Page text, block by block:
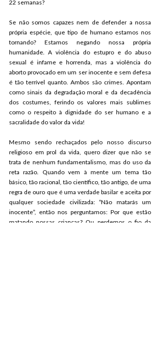
22 semanas?
Se não somos capazes nem de defender a nossa
própria espécie, que tipo de humano estamos nos
tornando? Estamos negando nossa própria
humanidade. A violência do estupro e do abuso
sexual é infame e horrenda, mas a violência do
aborto provocado em um ser inocente e sem defesa
é tão terrível quanto. Ambos são crimes. Apontam
como sinais da degradação moral e da decadência
dos costumes, ferindo os valores mais sublimes
como o respeito à dignidade do ser humano e a
sacralidade do valor da vida!
Mesmo sendo rechaçados pelo nosso discurso
religioso em prol da vida, quero dizer que não se
trata de nenhum fundamentalismo, mas do uso da
reta razão. Quando vem à mente um tema tão
básico, tão racional, tão científico, tão antigo, de uma
regra de ouro que é uma verdade basilar e aceita por
qualquer sociedade civilizada: “Não matarás um
inocente”, então nos perguntamos: Por que estão
matando nossas crianças? Ou perdemos o fio da